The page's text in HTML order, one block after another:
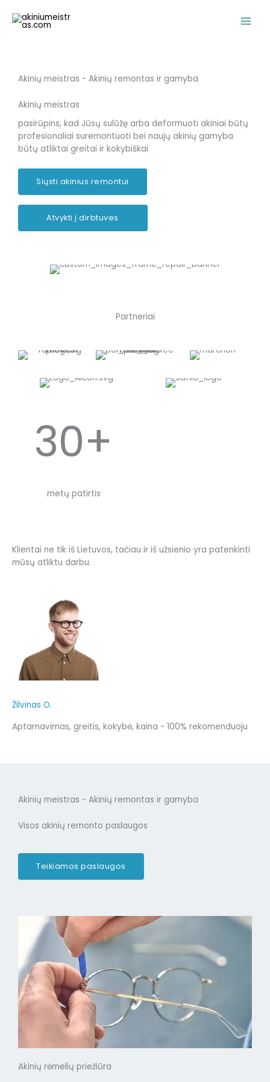
prie
turinio
Akinių meistras - Akinių remontas ir gamyba
Akinių meistras
pasirūpins, kad Jūsų sulūžę arba deformuoti akiniai būtų
profesionaliai suremontuoti bei naujų akinių gamyba
būtų atliktai greitai ir kokybiškai
Siųsti akinius remontui
Atvykti į dirbtuves
Partneriai
30+
metų patirtis
Klientai ne tik iš Lietuvos, tačiau ir iš užsienio yra patenkinti
mūsų atliktu darbu.
Žilvinas O.
Aptarnavimas, greitis, kokybė, kaina - 100% rekomenduoju
Akinių meistras - Akinių remontas ir gamyba
Visos akinių remonto paslaugos
Teikiamos paslaugos
Akinių rėmelių priežiūra